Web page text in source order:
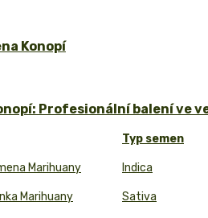
Konopí
Profesionální balení ve
Marihuany
Marihuany
Typ semen
Indica
Sativa